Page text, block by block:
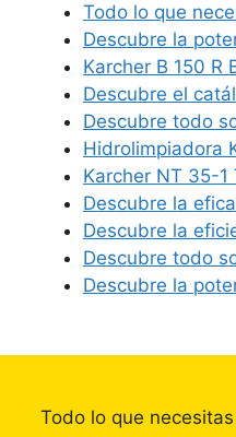
Todo lo que
Descubre la
Karcher B 150 R
Descubre el
Descubre todo
Hidrolimpiadora
Karcher NT 35-
Descubre la
Descubre la
Descubre todo
Descubre la
Todo lo que